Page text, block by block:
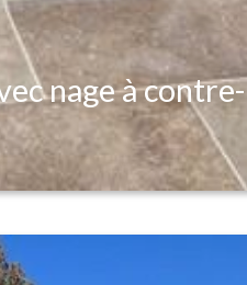
nage à contre-
piscine STARLITE à